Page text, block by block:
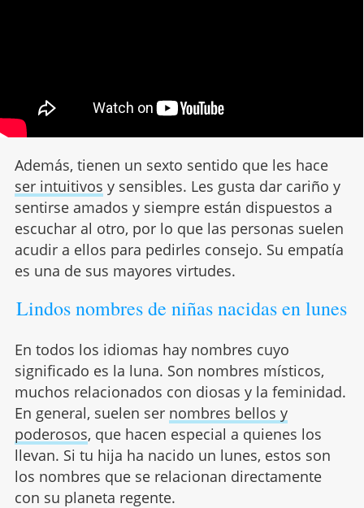
Además, tienen un sexto sentido que les hace
ser intuitivos y sensibles. Les gusta dar cariño y
sentirse amados y siempre están dispuestos a
escuchar al otro, por lo que las personas suelen
acudir a ellos para pedirles consejo. Su empatía
es una de sus mayores virtudes.
Lindos nombres de niñas nacidas en lunes
En todos los idiomas hay nombres cuyo
significado es la luna. Son nombres místicos,
muchos relacionados con diosas y la feminidad.
En general, suelen ser nombres bellos y
poderosos, que hacen especial a quienes los
llevan. Si tu hija ha nacido un lunes, estos son
los nombres que se relacionan directamente
con su planeta regente.